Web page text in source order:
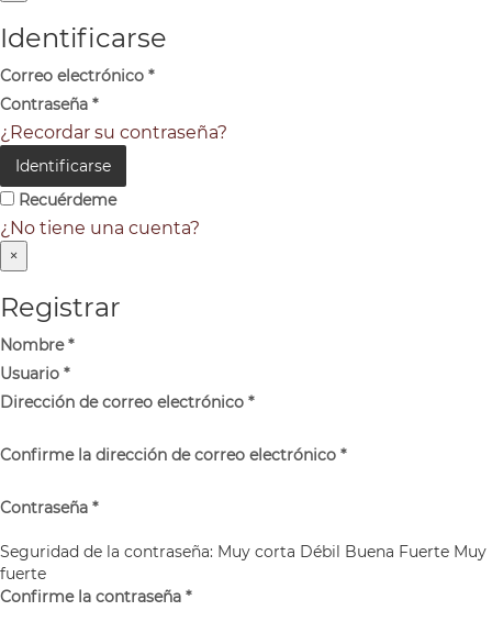
Identificarse
Correo electrónico *
Contraseña *
¿Recordar su contraseña?
Identificarse
Recuérdeme
¿No tiene una cuenta?
×
Registrar
Nombre*
Usuario *
Dirección de correo electrónico *
Confirme la dirección de correo electrónico *
Contraseña *
Seguridad de la contraseña: Muy corta Débil Buena Fuerte Muy
fuerte
Confirme la contraseña *